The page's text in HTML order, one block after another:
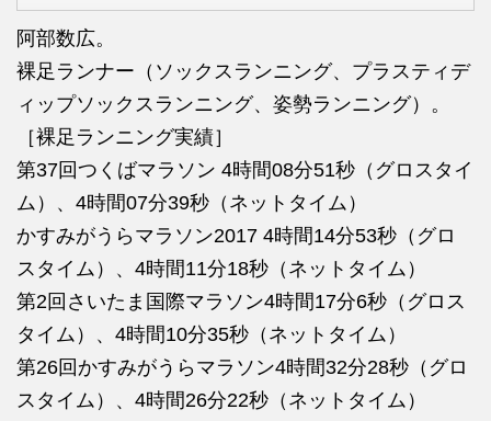
阿部数広。
裸足ランナー（ソックスランニング、プラスティデ
ィップソックスランニング、姿勢ランニング）。
［裸足ランニング実績］
第37回つくばマラソン 4時間08分51秒（グロスタイ
ム）、4時間07分39秒（ネットタイム）
かすみがうらマラソン2017 4時間14分53秒（グロ
スタイム）、4時間11分18秒（ネットタイム）
第2回さいたま国際マラソン4時間17分6秒（グロス
タイム）、4時間10分35秒（ネットタイム）
第26回かすみがうらマラソン4時間32分28秒（グロ
スタイム）、4時間26分22秒（ネットタイム）